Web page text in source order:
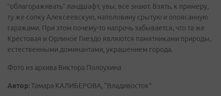
“облагораживать” ландшафт, увы, все знают. Взять, к примеру,
ту же сопку Алексеевскую, наполовину срытую и опоясанную
гаражами. При этом почему-то напрочь забывается, что та же
Крестовая и Орлиное Гнездо являются памятниками природы,
естественными доминантами, украшением города.
Фото из архива Виктора Полоухина
Автор:Тамара КАЛИБЕРОВА, "Владивосток"